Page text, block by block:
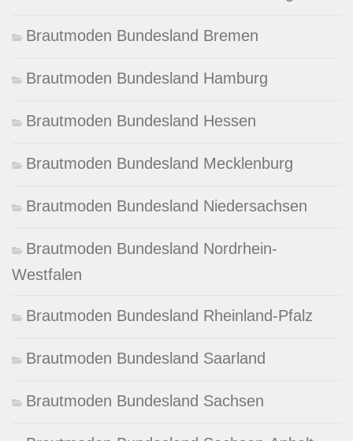
Brautmoden Bundesland Bremen
Brautmoden Bundesland Hamburg
Brautmoden Bundesland Hessen
Brautmoden Bundesland Mecklenburg
Brautmoden Bundesland Niedersachsen
Brautmoden Bundesland Nordrhein-
Westfalen
Brautmoden Bundesland Rheinland-Pfalz
Brautmoden Bundesland Saarland
Brautmoden Bundesland Sachsen